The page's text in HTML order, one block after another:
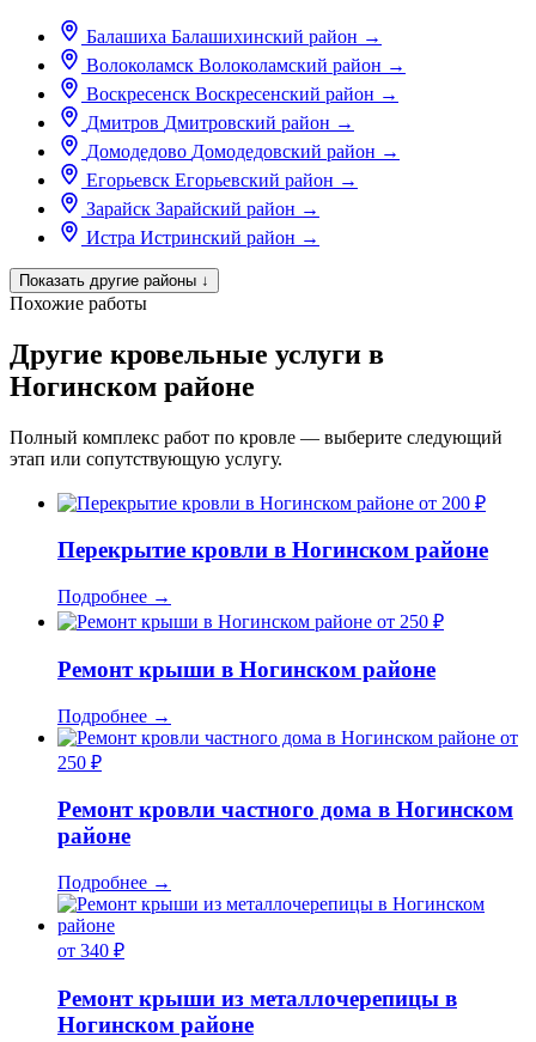
Балашиха Балашихинский район →
Волоколамск Волоколамский район →
Воскресенск Воскресенский район →
Дмитров Дмитровский район →
Домодедово Домодедовский район →
Егорьевск Егорьевский район →
Зарайск Зарайский район →
Истра Истринский район →
Показать другие районы ↓
Похожие работы
Другие кровельные услуги в
Ногинском районе
Полный комплекс работ по кровле — выберите следующий
этап или сопутствующую услугу.
от 200 ₽
Перекрытие кровли в Ногинском районе
Подробнее →
от 250 ₽
Ремонт крыши в Ногинском районе
Подробнее →
от
250 ₽
Ремонт кровли частного дома в Ногинском
районе
Подробнее →
от 340 ₽
Ремонт крыши из металлочерепицы в
Ногинском районе